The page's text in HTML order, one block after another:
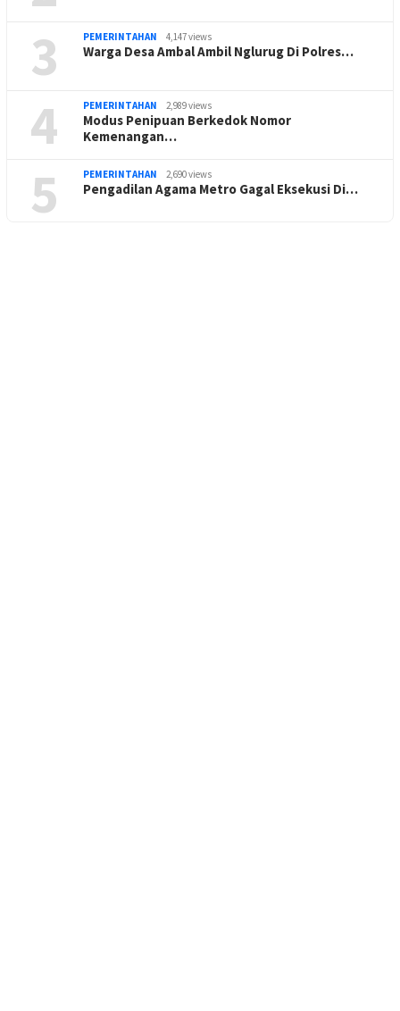
3 PEMERINTAHAN 4,147 views
Warga Desa Ambal Ambil Nglurug Di Polres…
4 PEMERINTAHAN 2,989 views
Modus Penipuan Berkedok Nomor
Kemenangan…
5 PEMERINTAHAN 2,690 views
Pengadilan Agama Metro Gagal Eksekusi Di…